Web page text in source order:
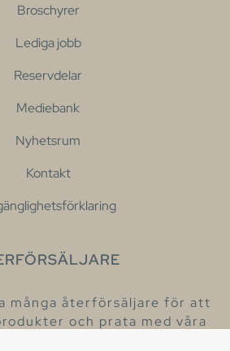
Broschyrer
Lediga jobb
Reservdelar
Mediebank
Nyhetsrum
Kontakt
många återförsäljare för att
och prata med våra